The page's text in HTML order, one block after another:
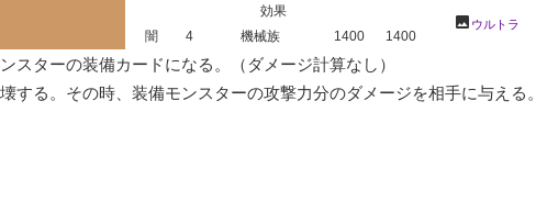
効果
photo ウルトラ
闇
4 機械族 1400 1400
ターの装備カードになる。（ダメージ計算なし）
る。その時、装備モンスターの攻撃力分のダメージを相手に与える。